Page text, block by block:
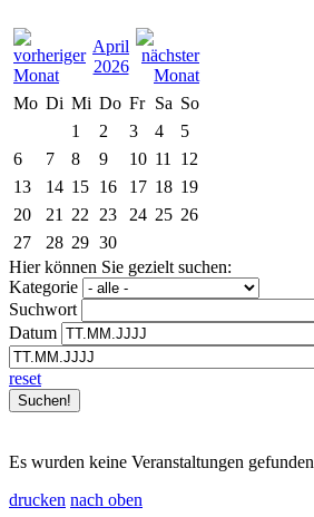
April
2026
Mo Di Mi Do Fr Sa So
1
2 3 4
5
6
7 8 9 10 11
12
13
14 15 16 17 18 19
20
21 22 23 24 25 26
27
28 29 30
Hier können Sie gezielt suchen:
Kategorie
Suchwort
Datum
reset
Es wurden keine Veranstaltungen
drucken nach oben